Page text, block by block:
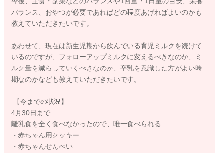
バランス、おやつが必要であればどの程度あげればよいのかも
教えていただきたいです。
あわせて、現在は新生児期から飲んでいる育児ミルクを続けて
いるのですが、フォローアップミルクに変えるべきなのか、ミ
ルク量を減らしていくべきなのか、卒乳を意識した方がよい時
期なのかなども教えていただきたいです。
【今までの状況】
4月30日まで
離乳食を全く食べなかったので、唯一食べられる
・赤ちゃん用クッキー
・赤ちゃんせんべい